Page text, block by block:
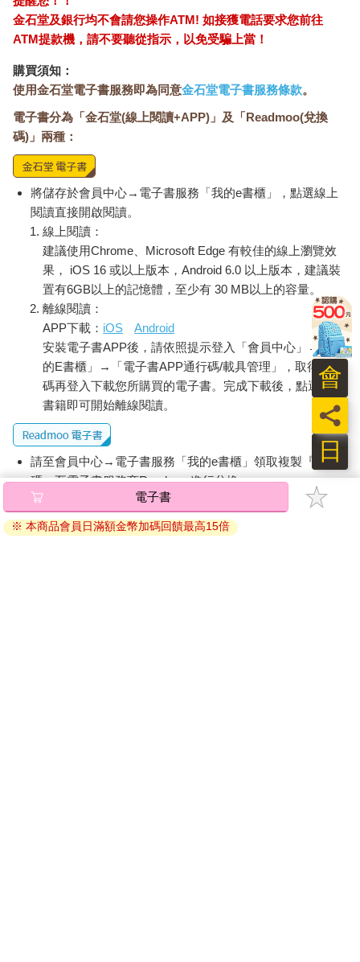
的茶有各式各樣的分法。
首先依產地來分，「印度茶」裡赫赫有名的阿薩姆茶、大吉嶺
茶，「錫蘭茶」裡的烏瓦茶（Uva）、汀普拉茶（Dimbulla），
茶，這些都是產地的名稱，你是不是覺得耳熟能詳呢？
若依用途或使用時的形狀來分，又可粗分為三種。首先是呈「茶
葉」形狀的茶，這應該是大家最熟悉的，我們常喝的紅茶、綠
茶、烏龍茶都屬於這一種。其二是「固形茶」，是將茶葉壓製成
把這固形茶和茶樹的種子從中國帶回了日本。把紅茶壓製成塊做
成的茶叫紅團茶（或叫磚茶），綠茶的則叫綠團茶。第三種則是
「粉茶」，指的是呈粉狀的茶，之後會詳細介紹，像將碾茶磨成
粉製成的抹茶即屬於粉茶的一種。
除此之外，還有依採收期或葉片大小來分的各種分法，不過，我
們最熟悉的應該是依製造法來分。像綠茶、紅茶、烏龍茶的說
法，便是依加工方法的不同來區分的。
「茶傳入日本的歷史已經超過800年了，期間日本人喝的多是綠
茶。英國人喜歡喝紅茶，中國部分地區或台灣人民自古便有喝烏
龍茶的習慣……」
每次只要我出席茶的演講，做出這一段說明時，就會被問到這樣
的問題：
「所以日本種的都是綠茶的茶樹，中國或英國則是以烏龍茶或紅
茶的茶樹居多囉？」
只要住在日本，應該會有不少機會可以看到整片茶園的風景。特
別是新茶採收的五月天，碧綠的茶園美不勝收地映入日本人的眼
簾。不過，相較於綠茶，日本產的紅茶或烏龍茶卻是少之又少，
所以大家才會產生這樣的想法吧？
事實上，綠茶也好，紅茶、烏龍茶也罷，甚至黑茶，都是用同一
種茶樹的葉子做成的。換句話說，它們的色、香、味之所以產生
如此大的差異，全是因為加工方法不同的關係。說穿了，凡是叫
做「○○茶」的，都是兄弟姊妹的關係。
金石堂及銀行均不會請您操作ATM! 如接獲電話要求您前往
ATM提款機，請不要聽從指示，以免受騙上當！
購買須知：
使用金石堂電子書服務即為同意金石堂電子書服務條款。
電子書分為「金石堂(線上閱讀+APP)」及「Readmoo(兌換
碼)」兩種：
將儲存於會員中心→電子書服務「我的e書櫃」，點選線上
閱讀直接開啟閱讀。
線上閱讀：
建議使用Chrome、Microsoft Edge 有較佳的線上瀏覽效
果， iOS 16 或以上版本，Android 6.0 以上版本，建議裝
置有6GB以上的記憶體，至少有 30 MB以上的容量。
離線閱讀：
APP下載： iOS
Android
安裝電子書APP後，請依照提示登入「會員中心」→「我
的E書櫃」→「電子書APP通行碼/載具管理」，取得通行
碼再登入下載您所購買的電子書。完成下載後，點選任一
書籍即可開始離線閱讀。
請至會員中心→電子書服務「我的e書櫃」領取複製『兌換
碼』至電子書服務商Readmoo進行兌換。
退換貨須知：
因版權保護，您在金石堂所購買的電子書僅能以金石堂專屬
電子書
※ 本商品會員日滿額金幣加碼回饋最高15倍
日
員
會